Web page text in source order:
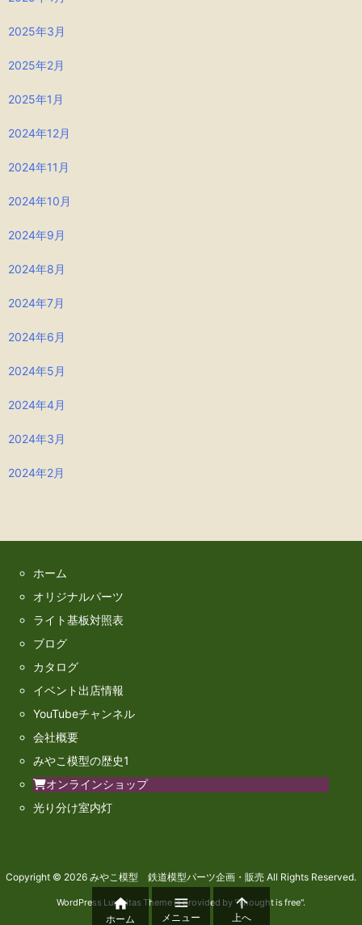
2025年3月
2025年2月
2025年1月
2024年12月
2024年11月
2024年10月
2024年9月
2024年8月
2024年7月
2024年6月
2024年5月
2024年4月
2024年3月
2024年2月
ホーム
オリジナルパーツ
ライト基板対照表
ブログ
カタログ
イベント出店情報
YouTubeチャンネル
会社概要
みやこ模型の歴史1
オンラインショップ
光り分け室内灯
Copyright © 2026 みやこ模型 鉄道模型パーツ企画・販売 All Rights Reserved.
WordPress Luxeritas Theme is provided by "Thought is free".

ホーム

メニュー

上へ